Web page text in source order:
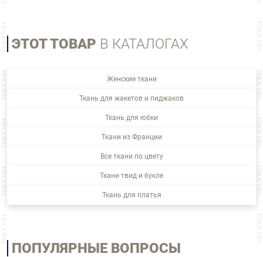
ЭТОТ ТОВАР В КАТАЛОГАХ
Женские ткани
Ткань для жакетов и пиджаков
Ткань для юбки
Ткани из Франции
Все ткани по цвету
Ткани твид и букле
Ткань для платья
ПОПУЛЯРНЫЕ ВОПРОСЫ